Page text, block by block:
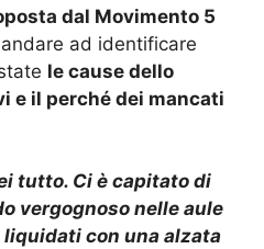
dal Movimento 5
ad identificare
le cause dello
e il perché dei mancati
tutto. Ci è capitato di
vergognoso nelle aule
con una alzata